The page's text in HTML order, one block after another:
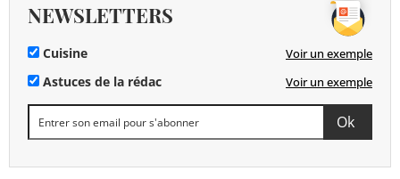
NEWSLETTERS
Cuisine Voir un exemple
Astuces de la rédac Voir un exemple